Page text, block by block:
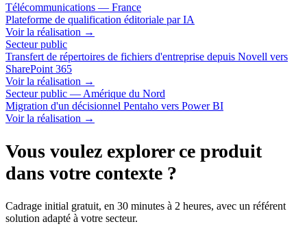
Télécommunications — France
Plateforme de qualification éditoriale par IA
Voir la réalisation →
Secteur public
Transfert de répertoires de fichiers d'entreprise depuis Novell vers
SharePoint 365
Voir la réalisation →
Secteur public — Amérique du Nord
Migration d'un décisionnel Pentaho vers Power BI
Voir la réalisation →
Vous voulez explorer ce produit
dans votre contexte ?
Cadrage initial gratuit, en 30 minutes à 2 heures, avec un référent
solution adapté à votre secteur.